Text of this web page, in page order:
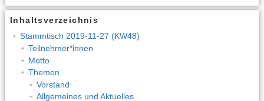
Inhaltsverzeichnis
Stammtisch 2019-11-27 (KW48)
Teilnehmer*innen
Motto
Themen
Vorstand
Allgemeines und Aktuelles